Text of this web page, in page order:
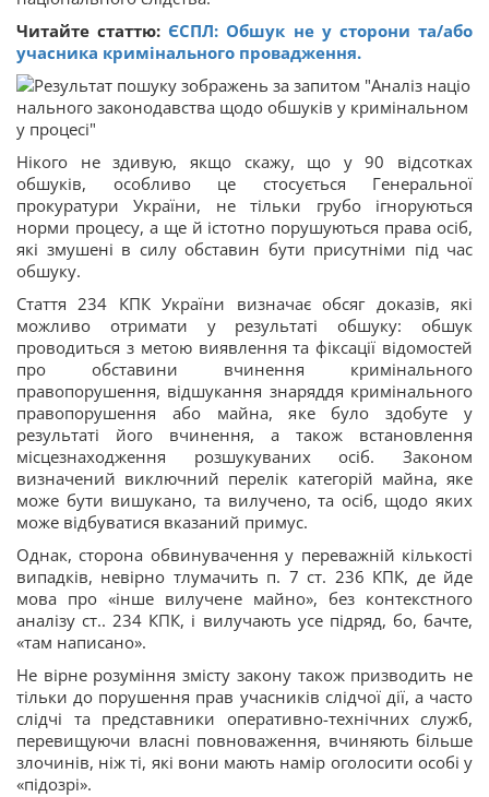
Читайте статтю: ЄСПЛ: Обшук не у сторони та/або
учасника кримінального провадження.
Нікого не здивую, якщо скажу, що у 90 відсотках
обшуків, особливо це стосується Генеральної
прокуратури України, не тільки грубо ігноруються
норми процесу, а ще й істотно порушуються права осіб,
які змушені в силу обставин бути присутніми під час
обшуку.
Стаття 234 КПК України визначає обсяг доказів, які
можливо отримати у результаті обшуку: обшук
проводиться з метою виявлення та фіксації відомостей
про обставини вчинення кримінального
правопорушення, відшукання знаряддя кримінального
правопорушення або майна, яке було здобуте у
результаті його вчинення, а також встановлення
місцезнаходження розшукуваних осіб. Законом
визначений виключний перелік категорій майна, яке
може бути вишукано, та вилучено, та осіб, щодо яких
може відбуватися вказаний примус.
Однак, сторона обвинувачення у переважній кількості
випадків, невірно тлумачить п. 7 ст. 236 КПК, де йде
мова про «інше вилучене майно», без контекстного
аналізу ст.. 234 КПК, і вилучають усе підряд, бо, бачте,
«там написано».
Не вірне розуміння змісту закону також призводить не
тільки до порушення прав учасників слідчої дії, а часто
слідчі та представники оперативно-технічних служб,
перевищуючи власні повноваження, вчиняють більше
злочинів, ніж ті, які вони мають намір оголосити особі у
«підозрі».